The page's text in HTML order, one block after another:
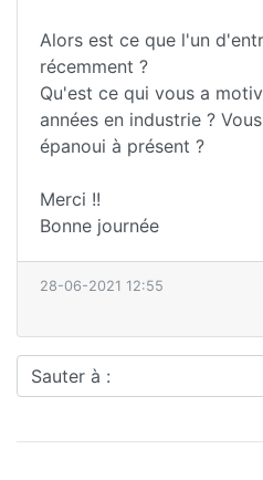
Alors est ce que l'un
récemment ?
Qu'est ce qui vous a
années en industrie ?
épanoui à présent ?
Merci !!
Bonne journée
28-06-2021 12:55
Sauter à :